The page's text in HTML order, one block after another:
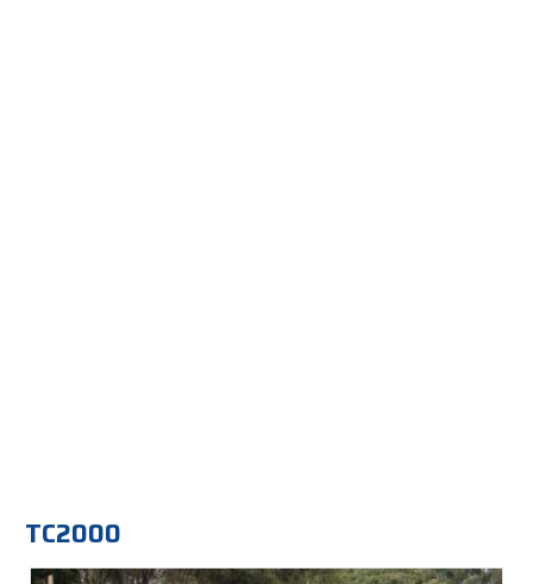
TC2000